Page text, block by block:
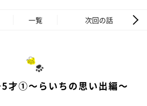
一覧 次回の話
5才①～らいちの思い出編～